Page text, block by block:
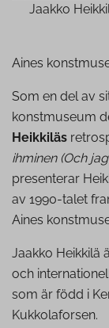
Jaakko
Aines
Som en del av
konstmuseum
Heikkiläs
ihminen (Och
presenterar
av 1990-talet
Aines
Jaakko Heikkilä
och
som är född i
Kukkolaforsen.